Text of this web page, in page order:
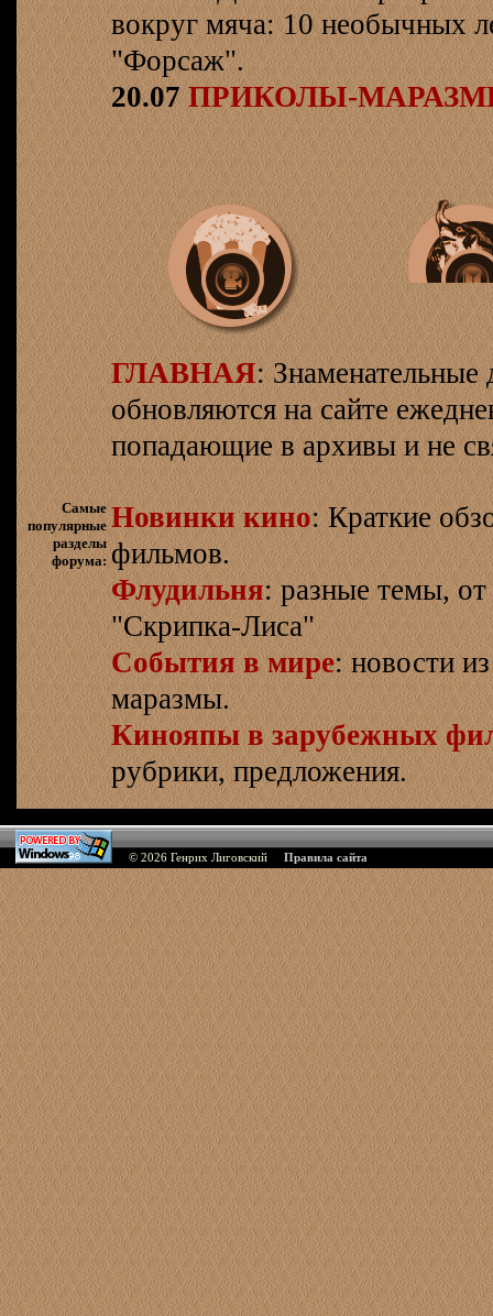
вокруг мяча: 10 необычных
"Форсаж".
20.07 ПРИКОЛЫ-
ГЛАВНАЯ: Знаменательные
обновляются на сайте
попадающие в архивы и не
Самые
популярные
разделы
форума:
Новинки кино: Краткие
фильмов.
Флудильня: разные темы,
"Скрипка-Лиса"
События в мире: новости
маразмы.
Кинояпы в зарубежных
рубрики, предложения.
© 2026 Генрих Лиговский Правила сайта